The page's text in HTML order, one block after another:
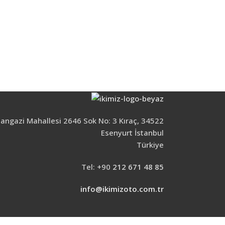
Mahallesi 2646 Sok No: 3 Kıraç, 34522
Esenyurt İstanbul
Türkiye
Tel: +90 212 671 48 85
info@ikimizoto.com.tr